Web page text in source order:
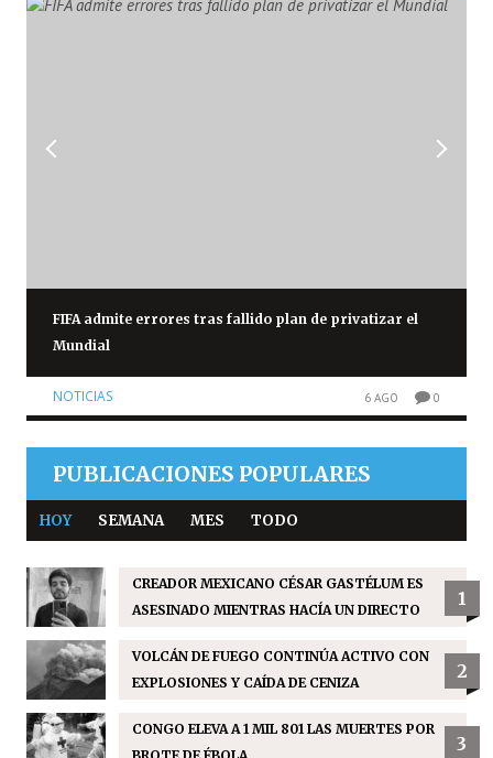
FIFA admite errores tras fallido plan de privatizar el
Mundial
NOTICIAS 6 AGO 0
PUBLICACIONES POPULARES
HOY SEMANA MES TODO
CREADOR MEXICANO CÉSAR GASTÉLUM ES
ASESINADO MIENTRAS HACÍA UN DIRECTO
1
VOLCÁN DE FUEGO CONTINÚA ACTIVO CON
EXPLOSIONES Y CAÍDA DE CENIZA
2
CONGO ELEVA A 1 MIL 801 LAS MUERTES POR
3